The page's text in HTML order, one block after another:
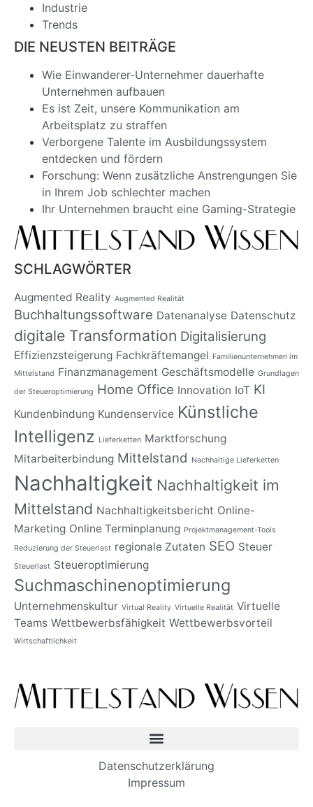
Industrie
Trends
DIE NEUSTEN BEITRÄGE
Wie Einwanderer-Unternehmer dauerhafte
Unternehmen aufbauen
Es ist Zeit, unsere Kommunikation am
Arbeitsplatz zu straffen
Verborgene Talente im Ausbildungssystem
entdecken und fördern
Forschung: Wenn zusätzliche Anstrengungen Sie
in Ihrem Job schlechter machen
Ihr Unternehmen braucht eine Gaming-Strategie
SCHLAGWÖRTER
Augmented Reality Augmented Realität
Buchhaltungssoftware Datenanalyse Datenschutz
digitale Transformation Digitalisierung
Effizienzsteigerung Fachkräftemangel Familienunternehmen im
Mittelstand Finanzmanagement Geschäftsmodelle Grundlagen
der Steueroptimierung Home Office Innovation IoT KI
Kundenbindung Kundenservice Künstliche
Intelligenz Lieferketten Marktforschung
Mitarbeiterbindung Mittelstand Nachhaltige Lieferketten
Nachhaltigkeit Nachhaltigkeit im
Mittelstand Nachhaltigkeitsbericht Online-
Marketing Online Terminplanung Projektmanagement-Tools
Reduzierung der Steuerlast regionale Zutaten SEO Steuer
Steuerlast Steueroptimierung
Suchmaschinenoptimierung
Unternehmenskultur Virtual Reality Virtuelle Realität Virtuelle
Teams Wettbewerbsfähigkeit Wettbewerbsvorteil
Wirtschaftlichkeit
Datenschutzerklärung
Impressum